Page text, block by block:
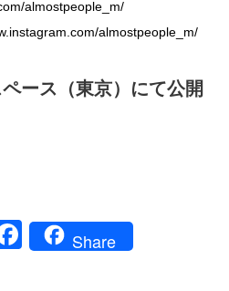
almostpeople_m/
almostpeople_m/
ース（東京）にて公開
F
Share